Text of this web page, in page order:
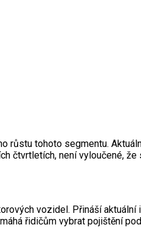
růstu tohoto segmentu.
čtvrtletích, není vyloučené,
vozidel. Přináší
řidičům vybrat pojištění